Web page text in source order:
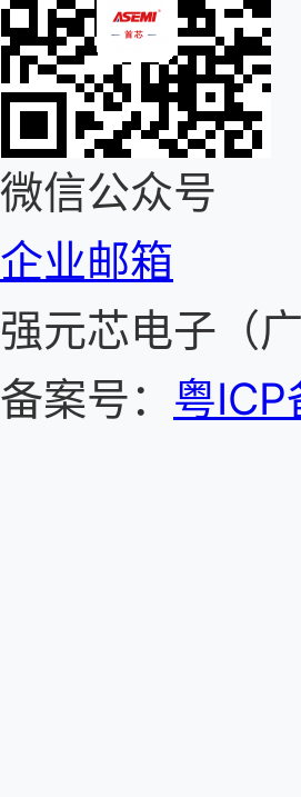
微信公众号
企业邮箱
强元芯电子
备案号： 粤